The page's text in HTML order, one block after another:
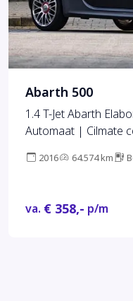
Abarth 500
1.4 T-Jet Abarth
Automaat | Cilmate
2016 64.574 km
va. € 358,- p/m